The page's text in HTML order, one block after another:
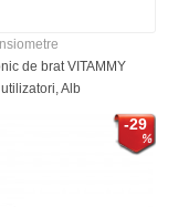
de brat VITAMMY
Alb
-29